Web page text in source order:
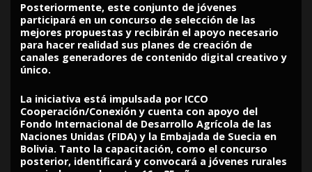
Posteriormente, este conjunto de jóvenes
participará en un concurso de selección de las
mejores propuestas y recibirán el apoyo necesario
para hacer realidad sus planes de creación de
canales generadores de contenido digital creativo y
único.
La iniciativa está impulsada por ICCO
Cooperación/Conexión y cuenta con apoyo del
Fondo Internacional de Desarrollo Agrícola de las
Naciones Unidas (FIDA) y la Embajada de Suecia en
Bolivia. Tanto la capacitación, como el concurso
posterior, identificará y convocará a jóvenes rurales